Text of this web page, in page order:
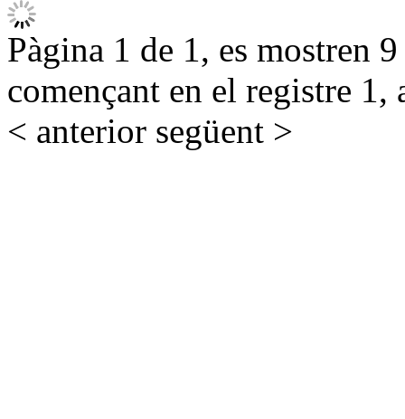
Pàgina 1 de 1, es mostren
començant en el registre 1,
< anterior següent >